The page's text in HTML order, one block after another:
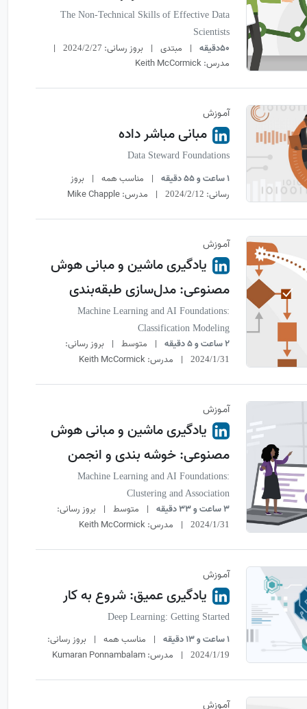
The Non-Technical Skills of Effective Data
Scientists
50دقیقه | مبتدی | بروز رسانی: 2024/2/27
|
مدرس:Keith McCormick
آمـوزش
مبانی مباشر داده
Data Steward Foundations
1 ساعت و 55 دقیقه | مناسب همه |
بروز
رسانی: 2024/2/12
| مدرس:Mike Chapple
آمـوزش
یادگیری ماشین و مبانی هوش
مصنوعی: مدل‌سازی طبقه‌بندی
Machine Learning and AI Foundations:
Classification Modeling
2 ساعت و 5 دقیقه | متوسط | بروز رسانی:
2024/1/31
| مدرس:Keith McCormick
آمـوزش
یادگیری ماشین و مبانی هوش
مصنوعی: خوشه بندی و انجمن
Machine Learning and AI Foundations:
Clustering and Association
3 ساعت و 33 دقیقه | متوسط | بروز رسانی:
2024/1/31
| مدرس:Keith McCormick
آمـوزش
یادگیری عمیق: شروع به کار
Deep Learning: Getting Started
1 ساعت و 13 دقیقه | مناسب همه | بروز رسانی:
2024/1/19
| مدرس:Kumaran Ponnambalam
آمـوزش